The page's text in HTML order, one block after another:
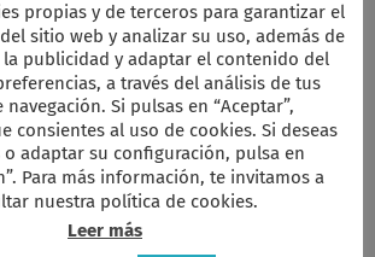
esta información en su red
Social favorita!
RedditLinkedInWhatsApp
Tumblr Pinterest
Vk Xing
propias y de terceros para garantizar el
sitio web y analizar su uso, además de
la publicidad y adaptar el contenido del
a través del análisis de tus
navegación. Si pulsas en “Aceptar”,
consientes al uso de cookies. Si deseas
o adaptar su configuración, pulsa en
Para más información, te invitamos a
nuestra política de cookies.
Leer más